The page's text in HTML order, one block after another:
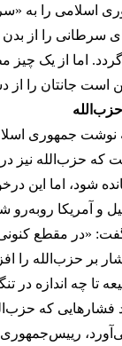
اسلامی را به
سرطانی را از بدن
اما از یک چیز
است جانتان را از
نوشت جمهوری
که حزب‌الله نیز
شود، اما این
و آمریکا
«در مقطع
بر حزب‌الله را
چه اندازه در
فشارهایی که